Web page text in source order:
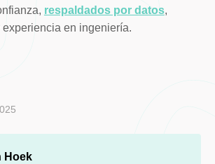
respaldados por datos,
en ingeniería.
Hoek